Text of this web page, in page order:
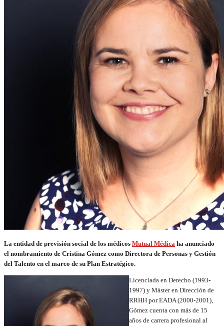
La entidad de previsión social de los médicos Mutual Médica ha anunciado
el nombramiento de Cristina Gómez como Directora de Personas y Gestión
del Talento en el marco de su Plan Estratégico.
Licenciada en Derecho (1993-
1997) y Máster en Dirección de
RRHH por EADA (2000-2001),
Gómez cuenta con más de 15
años de carrera profesional al